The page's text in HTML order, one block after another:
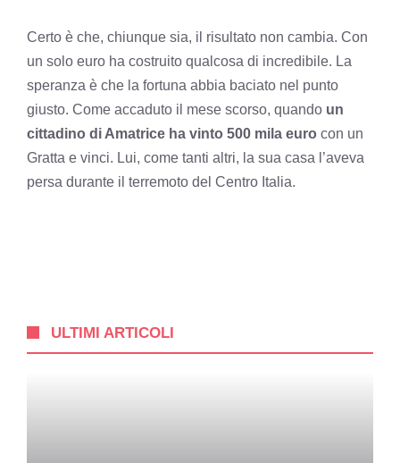
Certo è che, chiunque sia, il risultato non cambia. Con
un solo euro ha costruito qualcosa di incredibile. La
speranza è che la fortuna abbia baciato nel punto
giusto. Come accaduto il mese scorso, quando un
cittadino di Amatrice ha vinto 500 mila euro con un
Gratta e vinci. Lui, come tanti altri, la sua casa l’aveva
persa durante il terremoto del Centro Italia.
ULTIMI ARTICOLI